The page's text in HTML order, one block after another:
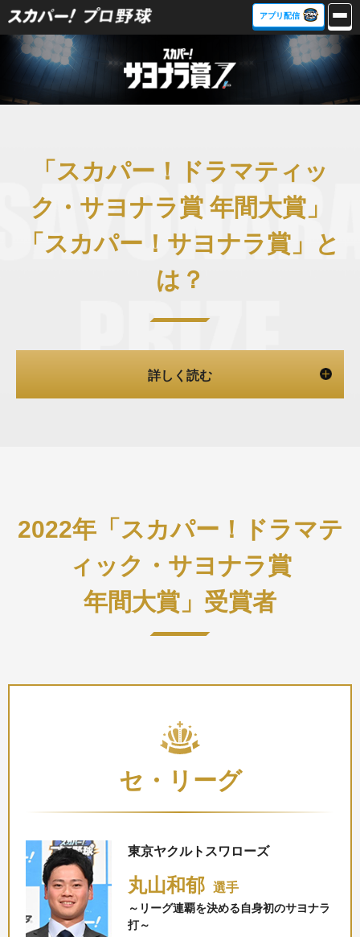
アプリ配信
「スカパー！ドラマティッ
ク・サヨナラ賞 年間大賞」
「スカパー！サヨナラ賞」と
は？
2022年「スカパー！ドラマテ
ィック・サヨナラ賞
年間大賞」受賞者
セ・リーグ
東京ヤクルトスワローズ
丸山和郁 選手
～リーグ連覇を決める自身初のサヨナラ
打～